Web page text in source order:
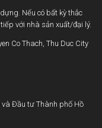
Nếu có bất kỳ thắc
với nhà sản xuất/đại lý.
Co Thach, Thu Duc City
Đầu tư Thành phố Hồ